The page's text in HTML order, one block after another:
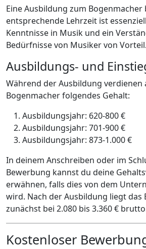
Eine Ausbildung zum Bogenmacher
entsprechende Lehrzeit ist
Kenntnisse in Musik und ein
Bedürfnisse von Musiker von Vorteil.
Ausbildungs- und
Während der Ausbildung verdienen
Bogenmacher folgendes Gehalt:
Ausbildungsjahr: 620-800 €
Ausbildungsjahr: 701-900 €
Ausbildungsjahr: 873-1.000 €
In deinem Anschreiben oder im
Bewerbung kannst du deine
erwähnen, falls dies von dem
wird. Nach der Ausbildung liegt das
zunächst bei 2.080 bis 3.360 €
Kostenloser